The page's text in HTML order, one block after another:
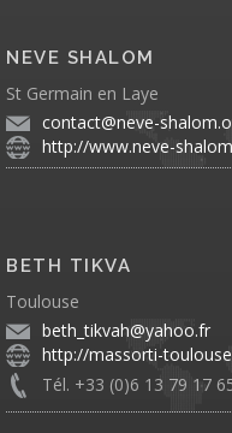
NEVE SHALOM
St Germain en Laye
contact@neve-
http://www.neve-
BETH TIKVA
Toulouse
beth_tikvah@yahoo.fr
http://massorti-
Tél. +33 (0)6 13 79 17